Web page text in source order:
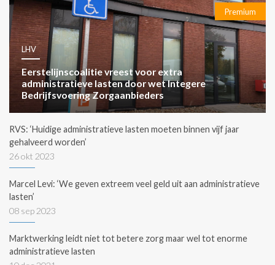
Premium
LHV
Eerstelijnscoalitie vreest voor extra
administratieve lasten door wet Integere
Bedrijfsvoering Zorgaanbieders
RVS: ‘Huidige administratieve lasten moeten binnen vijf jaar
gehalveerd worden’
26 okt 2023
Marcel Levi: ‘We geven extreem veel geld uit aan administratieve
lasten’
08 sep 2023
Marktwerking leidt niet tot betere zorg maar wel tot enorme
administratieve lasten